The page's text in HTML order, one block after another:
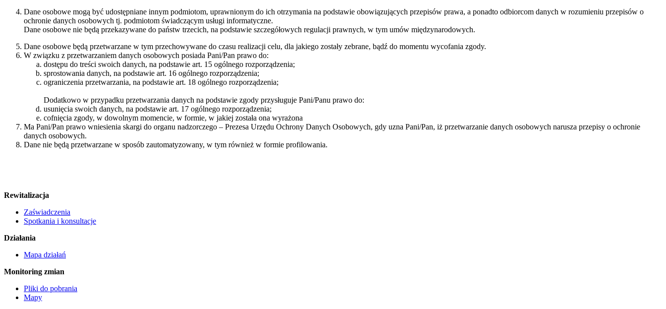
Dane osobowe mogą być udostępniane innym podmiotom, uprawnionym do ich otrzymania na podstawie obowiązujących przepisów prawa, a ponadto odbiorcom danych w rozumieniu przepisów o
ochronie danych osobowych tj. podmiotom świadczącym usługi informatyczne.
Dane osobowe nie będą przekazywane do państw trzecich, na podstawie szczegółowych regulacji prawnych, w tym umów międzynarodowych.
Dane osobowe będą przetwarzane w tym przechowywane do czasu realizacji celu, dla jakiego zostały zebrane, bądź do momentu wycofania zgody.
W związku z przetwarzaniem danych osobowych posiada Pani/Pan prawo do:
dostępu do treści swoich danych, na podstawie art. 15 ogólnego rozporządzenia;
sprostowania danych, na podstawie art. 16 ogólnego rozporządzenia;
ograniczenia przetwarzania, na podstawie art. 18 ogólnego rozporządzenia;
Dodatkowo w przypadku przetwarzania danych na podstawie zgody przysługuje Pani/Panu prawo do:
usunięcia swoich danych, na podstawie art. 17 ogólnego rozporządzenia;
cofnięcia zgody, w dowolnym momencie, w formie, w jakiej została ona wyrażona
Ma Pani/Pan prawo wniesienia skargi do organu nadzorczego – Prezesa Urzędu Ochrony Danych Osobowych, gdy uzna Pani/Pan, iż przetwarzanie danych osobowych narusza przepisy o ochronie
danych osobowych.
Dane nie będą przetwarzane w sposób zautomatyzowany, w tym również w formie profilowania.
Rewitalizacja
Zaświadczenia
Spotkania i konsultacje
Działania
Mapa działań
Monitoring zmian
Pliki do pobrania
Mapy